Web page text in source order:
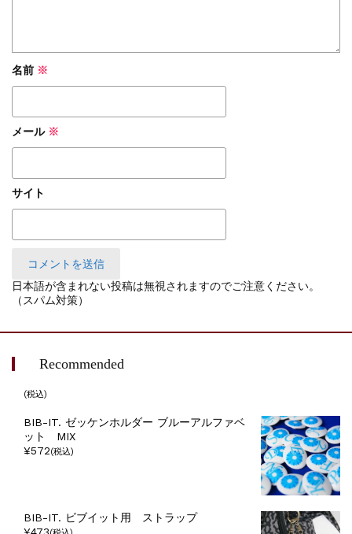
名前 ※
メール ※
サイト
日本語が含まれない投稿は無視されますのでご注意ください。
（スパム対策）
Recommended
(税込)
BIB-IT. ゼッケンホルダー ブルーアルファベ
ット MIX
¥572(税込)
BIB-IT. ビブイット用 ストラップ
¥473